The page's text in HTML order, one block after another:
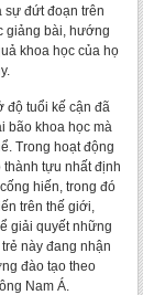
sự đứt đoạn trên
giảng bài, hướng
khoa học của họ
độ tuổi kế cận đã
bão khoa học mà
Trong hoạt động
thành tựu nhất định
hiến, trong đó
trên thế giới,
giải quyết những
này đang nhận
đào tạo theo
Nam Á.